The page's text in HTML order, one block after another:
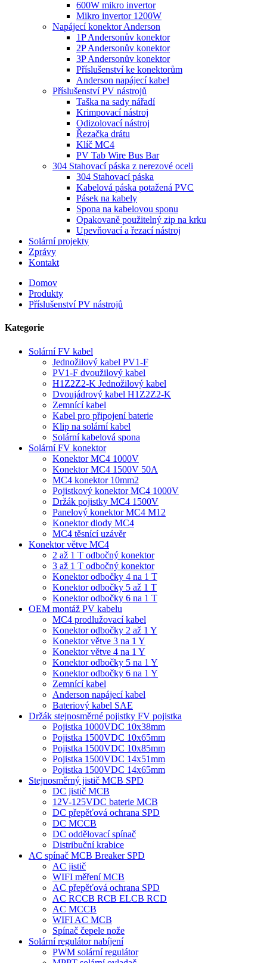
600W mikro invertor
Mikro invertor 1200W
Napájecí konektor Anderson
1P Andersonův konektor
2P Andersonův konektor
3P Andersonův konektor
Příslušenství ke konektorům
Anderson napájecí kabel
Příslušenství PV nástrojů
Taška na sady nářadí
Krimpovací nástroj
Odizolovací nástroj
Řezačka drátu
Klíč MC4
PV Tab Wire Bus Bar
304 Stahovací páska z nerezové oceli
304 Stahovací páska
Kabelová páska potažená PVC
Pásek na kabely
Spona na kabelovou sponu
Opakovaně použitelný zip na krku
Upevňovací a řezací nástroj
Solární projekty
Zprávy
Kontakt
Domov
Produkty
Příslušenství PV nástrojů
Kategorie
Solární FV kabel
Jednožilový kabel PV1-F
PV1-F dvoužilový kabel
H1Z2Z2-K Jednožilový kabel
Dvoujádrový kabel H1Z2Z2-K
Zemnící kabel
Kabel pro připojení baterie
Klip na solární kabel
Solární kabelová spona
Solární FV konektor
Konektor MC4 1000V
Konektor MC4 1500V 50A
MC4 konektor 10mm2
Pojistkový konektor MC4 1000V
Držák pojistky MC4 1500V
Panelový konektor MC4 M12
Konektor diody MC4
MC4 těsnící uzávěr
Konektor větve MC4
2 až 1 T odbočný konektor
3 až 1 T odbočný konektor
Konektor odbočky 4 na 1 T
Konektor odbočky 5 až 1 T
Konektor odbočky 6 na 1 T
OEM montáž PV kabelu
MC4 prodlužovací kabel
Konektor odbočky 2 až 1 Y
Konektor větve 3 na 1 Y
Konektor větve 4 na 1 Y
Konektor odbočky 5 na 1 Y
Konektor odbočky 6 na 1 Y
Zemnící kabel
Anderson napájecí kabel
Bateriový kabel SAE
Držák stejnosměrné pojistky FV pojistka
Pojistka 1000VDC 10x38mm
Pojistka 1500VDC 10x65mm
Pojistka 1500VDC 10x85mm
Pojistka 1500VDC 14x51mm
Pojistka 1500VDC 14x65mm
Stejnosměrný jistič MCB SPD
DC jistič MCB
12V-125VDC baterie MCB
DC přepěťová ochrana SPD
DC MCCB
DC oddělovací spínač
Distribuční krabice
AC spínač MCB Breaker SPD
AC jistič
WIFI měření MCB
AC přepěťová ochrana SPD
AC RCCB RCB ELCB RCD
AC MCCB
WIFI AC MCB
Spínač čepele nože
Solární regulátor nabíjení
PWM solární regulátor